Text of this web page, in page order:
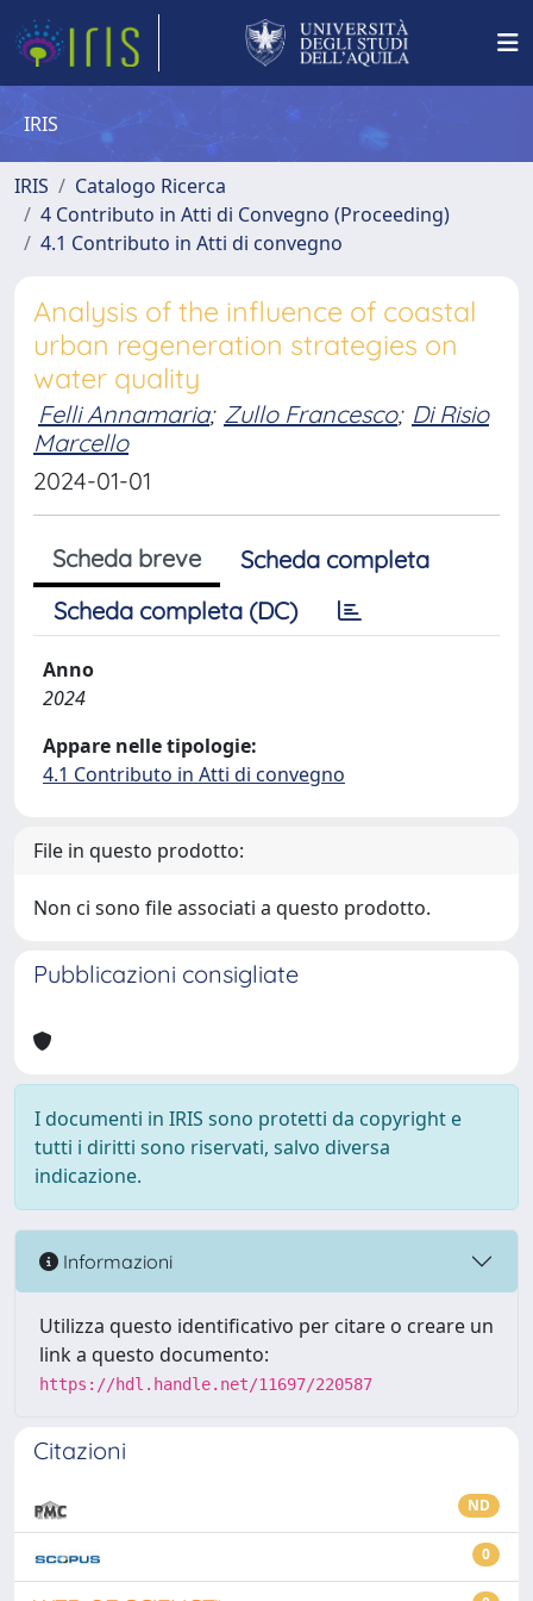
IRIS
IRIS
Catalogo Ricerca
4 Contributo in Atti di Convegno (Proceeding)
4.1 Contributo in Atti di convegno
Analysis of the influence of coastal
urban regeneration strategies on
water quality
Felli Annamaria; Zullo Francesco; Di Risio
Marcello
2024-01-01
Scheda breve
Scheda completa
Scheda completa (DC)
Anno
2024
Appare nelle tipologie:
4.1 Contributo in Atti di convegno
File in questo prodotto:
Non ci sono file associati a questo prodotto.
Pubblicazioni consigliate
I documenti in IRIS sono protetti da copyright e
tutti i diritti sono riservati, salvo diversa
indicazione.
Informazioni
Utilizza questo identificativo per citare o creare un
link a questo documento:
https://hdl.handle.net/11697/220587
Citazioni
ND
0